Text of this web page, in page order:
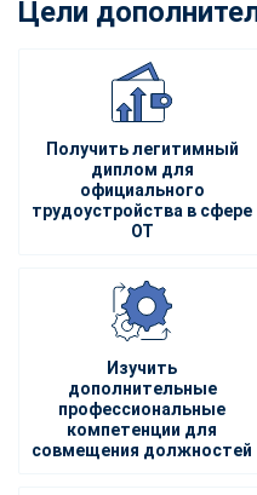
Цели
Получить легитимный
диплом для
официального
трудоустройства в сфере
ОТ
Изучить
дополнительные
профессиональные
компетенции для
совмещения должностей